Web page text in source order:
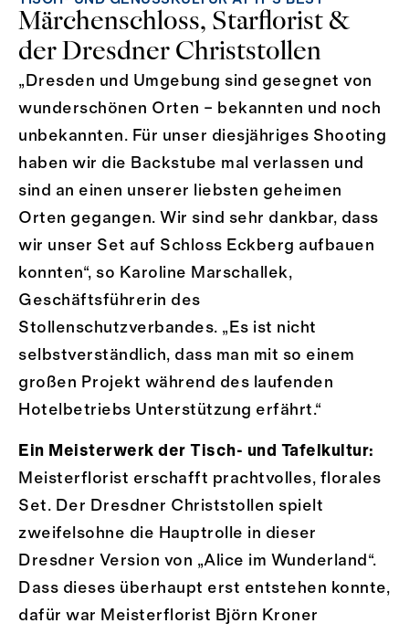
Märchenschloss, Starflorist &
der Dresdner Christstollen
„Dresden und Umgebung sind gesegnet von
wunderschönen Orten – bekannten und noch
unbekannten. Für unser diesjähriges Shooting
haben wir die Backstube mal verlassen und
sind an einen unserer liebsten geheimen
Orten gegangen. Wir sind sehr dankbar, dass
wir unser Set auf Schloss Eckberg aufbauen
konnten“, so Karoline Marschallek,
Geschäftsführerin des
Stollenschutzverbandes. „Es ist nicht
selbstverständlich, dass man mit so einem
großen Projekt während des laufenden
Hotelbetriebs Unterstützung erfährt.“
Ein Meisterwerk der Tisch- und Tafelkultur:
Meisterflorist erschafft prachtvolles, florales
Set. Der Dresdner Christstollen spielt
zweifelsohne die Hauptrolle in dieser
Dresdner Version von „Alice im Wunderland“.
Dass dieses überhaupt erst entstehen konnte,
dafür war Meisterflorist Björn Kroner